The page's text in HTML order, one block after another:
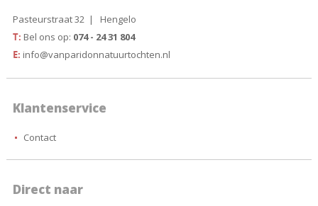
Pasteurstraat 32 | Hengelo
T: Bel ons op: 074 - 24 31 804
E: info@vanparidonnatuurtochten.nl
Klantenservice
Contact
Direct naar